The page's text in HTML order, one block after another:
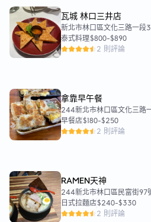
瓦城 林口三井店
新北市林口區文化三路一段
泰式料理$800-$890
2 則評論
拿靠早午餐
244新北市林口區文化三路
早餐店$180-$250
2 則評論
RAMEN天神
244新北市林口區民富街97
日式拉麵店$240-$330
2 則評論